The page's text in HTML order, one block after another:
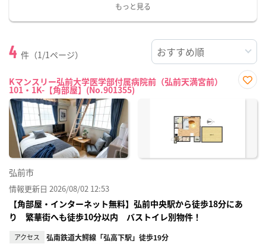
もっと見る
4 件（1/1ページ）
Kマンスリー弘前大学医学部付属病院前（弘前天満宮前）
101・1K-【角部屋】(No.901355)
に入
弘前市
情報更新日 2026/08/02 12:53
【角部屋・インターネット無料】弘前中央駅から徒歩18分にあ
り 繁華街へも徒歩10分以内 バストイレ別物件！
アクセス 弘南鉄道大鰐線「弘高下駅」徒歩19分